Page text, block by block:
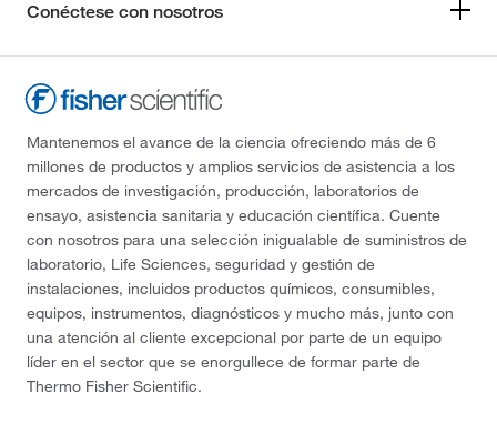
Conéctese con nosotros
Mantenemos el avance de la ciencia ofreciendo más de 6
millones de productos y amplios servicios de asistencia a los
mercados de investigación, producción, laboratorios de
ensayo, asistencia sanitaria y educación científica. Cuente
con nosotros para una selección inigualable de suministros de
laboratorio, Life Sciences, seguridad y gestión de
instalaciones, incluidos productos químicos, consumibles,
equipos, instrumentos, diagnósticos y mucho más, junto con
una atención al cliente excepcional por parte de un equipo
líder en el sector que se enorgullece de formar parte de
Thermo Fisher Scientific.